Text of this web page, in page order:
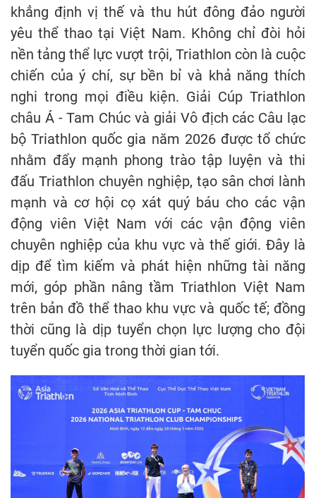
khẳng định vị thế và thu hút đông đảo người
yêu thể thao tại Việt Nam. Không chỉ đòi hỏi
nền tảng thể lực vượt trội, Triathlon còn là cuộc
chiến của ý chí, sự bền bỉ và khả năng thích
nghi trong mọi điều kiện. Giải Cúp Triathlon
châu Á - Tam Chúc và giải Vô địch các Câu lạc
bộ Triathlon quốc gia năm 2026 được tổ chức
nhằm đẩy mạnh phong trào tập luyện và thi
đấu Triathlon chuyên nghiệp, tạo sân chơi lành
mạnh và cơ hội cọ xát quý báu cho các vận
động viên Việt Nam với các vận động viên
chuyên nghiệp của khu vực và thế giới. Đây là
dịp để tìm kiếm và phát hiện những tài năng
mới, góp phần nâng tầm Triathlon Việt Nam
trên bản đồ thể thao khu vực và quốc tế; đồng
thời cũng là dịp tuyển chọn lực lượng cho đội
tuyển quốc gia trong thời gian tới.